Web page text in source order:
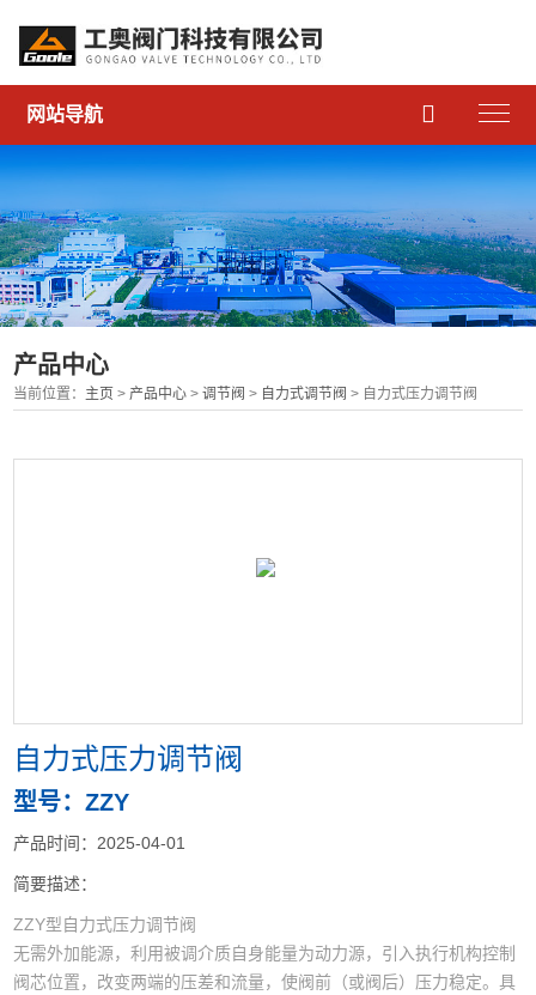
网站导航 
产品中心
当前位置： 主页 > 产品中心 >调节阀 > 自力式调节阀 > 自力式压力调节阀
自力式压力调节阀
型号：ZZY
产品时间：2025-04-01
简要描述：
ZZY型自力式压力调节阀
无需外加能源，利用被调介质自身能量为动力源，引入执行机构控制
阀芯位置，改变两端的压差和流量，使阀前（或阀后）压力稳定。具